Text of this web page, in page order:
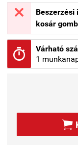

Beszerzési
kosár

Várható
1
